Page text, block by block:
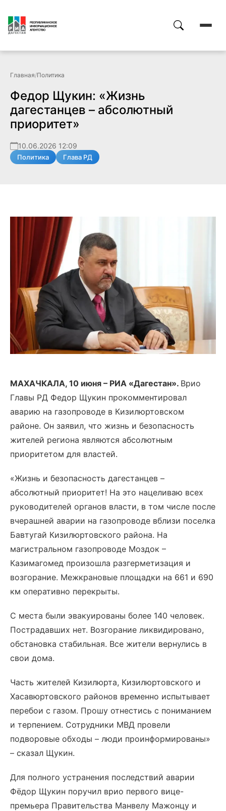
Главная/Политика
Федор Щукин: «Жизнь
дагестанцев – абсолютный
приоритет»
10.06.2026 12:09
Политика Глава РД
МАХАЧКАЛА, 10 июня – РИА «Дагестан». Врио
Главы РД Федор Щукин прокомментировал
аварию на газопроводе в Кизилюртовском
районе. Он заявил, что жизнь и безопасность
жителей региона являются абсолютным
приоритетом для властей.
«Жизнь и безопасность дагестанцев –
абсолютный приоритет! На это нацеливаю всех
руководителей органов власти, в том числе после
вчерашней аварии на газопроводе вблизи поселка
Бавтугай Кизилюртовского района. На
магистральном газопроводе Моздок –
Казимагомед произошла разгерметизация и
возгорание. Межкрановые площадки на 661 и 690
км оперативно перекрыты.
С места были эвакуированы более 140 человек.
Пострадавших нет. Возгорание ликвидировано,
обстановка стабильная. Все жители вернулись в
свои дома.
Часть жителей Кизилюрта, Кизилюртовского и
Хасавюртовского районов временно испытывает
перебои с газом. Прошу отнестись с пониманием
и терпением. Сотрудники МВД провели
подворовые обходы – люди проинформированы»
– сказал Щукин.
Для полного устранения последствий аварии
Фёдор Щукин поручил врио первого вице-
премьера Правительства Манвелу Мажонцу и